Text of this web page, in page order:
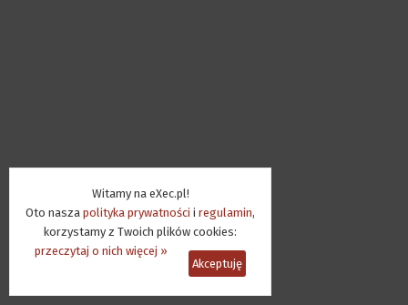
Witamy na eXec.pl!
Oto nasza polityka prywatności i regulamin,
korzystamy z Twoich plików cookies:
przeczytaj o nich więcej »
Akceptuję